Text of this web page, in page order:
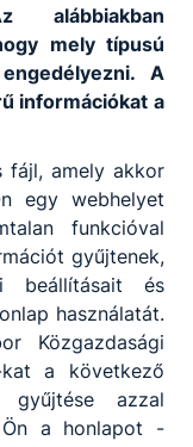
alábbiakban
mely típusú
A
információkat a
fájl, amely akkor
egy webhelyet
funkcióval
gyűjtenek,
beállításait és
használatát.
Közgazdasági
kat a következő
gyűjtése azzal
Ön a honlapot -